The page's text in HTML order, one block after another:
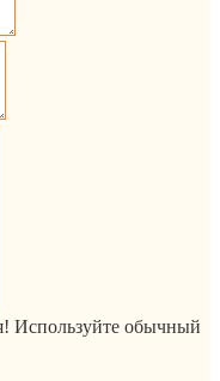
Используйте обычный